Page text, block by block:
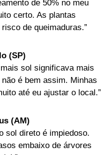
de 50% no meu
certo. As plantas
de queimaduras.”
(SP)
sol significava mais
é bem assim. Minhas
até eu ajustar o local.”
(AM)
sol direto é impiedoso.
embaixo de árvores